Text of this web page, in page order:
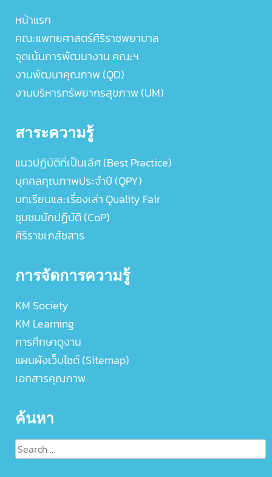
หน้าแรก
คณะแพทยศาสตร์ศิริราชพยาบาล
จุดเน้นการพัฒนางาน คณะฯ
งานพัฒนาคุณภาพ (QD)
งานบริหารทรัพยากรสุขภาพ (UM)
สาระความรู้
แนวปฏิบัติที่เป็นเลิศ (Best Practice)
บุคคลคุณภาพประจำปี (QPY)
บทเรียนและเรื่องเล่า Quality Fair
ชุมชนนักปฏิบัติ (CoP)
ศิริราชเภสัชสาร
การจัดการความรู้
KM Society
KM Learning
การศึกษาดูงาน
แผนผังเว็บไซต์ (Sitemap)
เอกสารคุณภาพ
ค้นหา
Search
for: